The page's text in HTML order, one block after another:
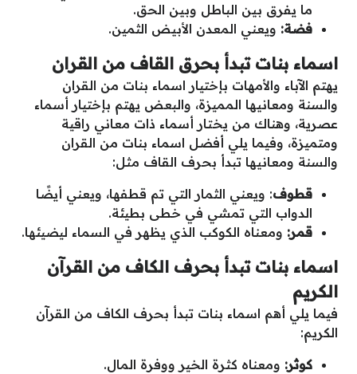
ما يفرق بين الباطل وبين الحق.
فضة: ويعني المعدن الأبيض الثمين.
اسماء بنات تبدأ بحرق القاف من القران
يهتم الآباء والأمهات بإختيار اسماء بنات من القران
والسنة ومعانيها المميزة، والبعض يهتم بإختيار أسماء
عصرية، وهناك من يختار أسماء ذات معاني راقية
ومتميزة، وفيما يلي أفضل اسماء بنات من القران
والسنة ومعانيها تبدأ بحرف القاف مثل:
قطوف: ويعني الثمار التي تم قطفها، ويعني أيضًا
الدواب التي تمشي في خطى بطيئة.
قمر: ومعناه الكوكب الذي يظهر في السماء ليضيئها.
اسماء بنات تبدأ بحرف الكاف من القرآن
الكريم
فيما يلي أهم اسماء بنات تبدأ بحرف الكاف من القرآن
الكريم:
كوثر: ومعناه كثرة الخير ووفرة المال.